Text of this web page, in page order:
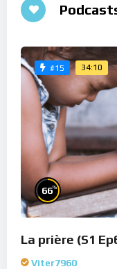
#15 34:10
66%
La prière (S1
Viter7960